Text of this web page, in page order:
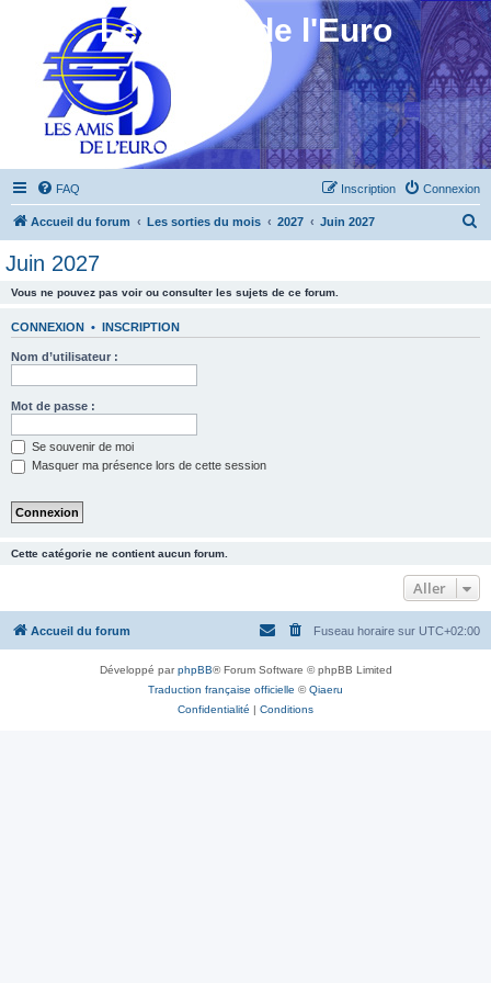
Les Amis de l'Euro
FAQ Connexion
Inscription
Accueil du forum Les sorties du mois 2027 Juin 2027
Juin 2027
Vous ne pouvez pas voir ou consulter les sujets de ce forum.
CONNEXION • INSCRIPTION
Nom d’utilisateur :
Mot de passe :
Se souvenir de moi
Masquer ma présence lors de cette session
Cette catégorie ne contient aucun forum.
Aller
Accueil du forum Fuseau horaire sur UTC+02:00
Développé parphpBB® Forum Software © phpBB Limited
Traduction française officielle ©Qiaeru
Confidentialité | Conditions